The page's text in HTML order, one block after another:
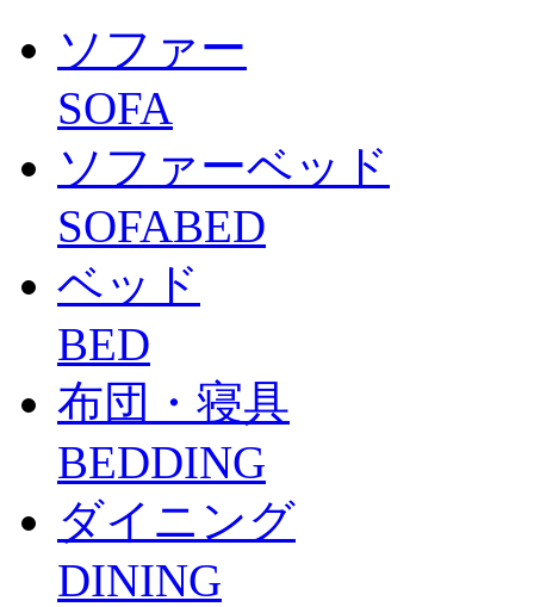
ソファー
SOFA
ソファーベッド
SOFABED
ベッド
BED
布団・寝具
BEDDING
ダイニング
DINING